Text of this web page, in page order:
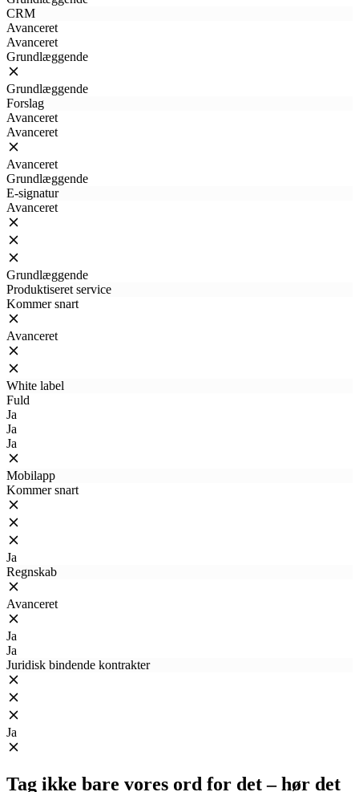
CRM
Avanceret
Avanceret
Grundlæggende
Grundlæggende
Forslag
Avanceret
Avanceret
Avanceret
Grundlæggende
E-signatur
Avanceret
Grundlæggende
Produktiseret service
Kommer snart
Avanceret
White label
Fuld
Ja
Ja
Ja
Mobilapp
Kommer snart
Ja
Regnskab
Avanceret
Ja
Ja
Juridisk bindende kontrakter
Ja
Tag ikke bare vores ord for det – hør det